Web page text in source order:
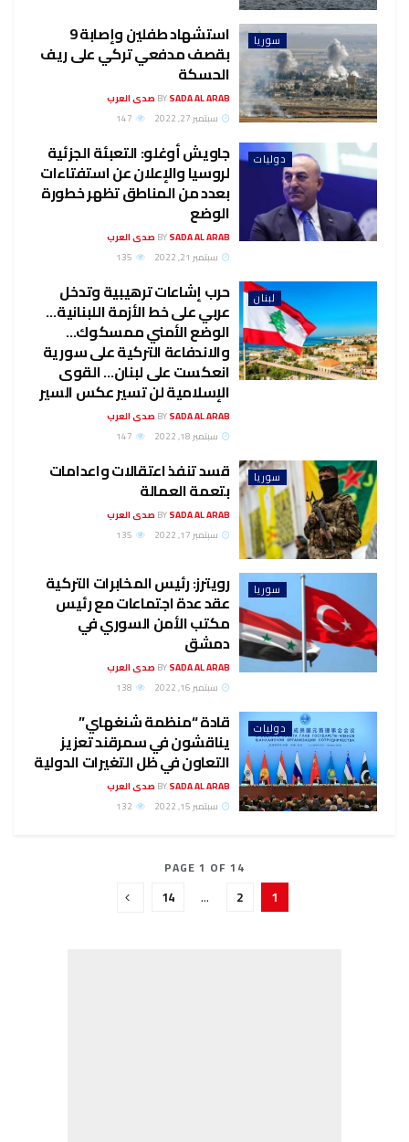
سوريا استشهاد طفلين وإصابة 9
بقصف مدفعي تركي على ريف
الحسكة
BYSADA AL ARAB صدى العرب
سبتمبر 27, 2022
دوليات جاويش أوغلو: التعبئة الجزئية
لروسيا والإعلان عن استفتاءات
بعدد من المناطق تظهر خطورة
الوضع
BYSADA AL ARAB صدى العرب
سبتمبر 21, 2022
لبنان حرب إشاعات ترهيبية وتدخل
عربي على خط الأزمة اللبنانية…
الوضع الأمني ممسكوك…
والاندفاعة التركية على سورية
انعكست على لبنان… القوى
الإسلامية لن تسير عكس السير
BYSADA AL ARAB صدى العرب
سبتمبر 18, 2022
سوريا قسد تنفذ اعتقالات واعدامات
بتعمة العمالة
BYSADA AL ARAB صدى العرب
سبتمبر 17, 2022
سوريا رويترز: رئيس المخابرات التركية
عقد عدة اجتماعات مع رئيس
مكتب الأمن السوري في
دمشق
BYSADA AL ARAB صدى العرب
سبتمبر 16, 2022
دوليات قادة “منظمة شنغهاي”
يناقشون في سمرقند تعزيز
التعاون في ظل التغيرات الدولية
BYSADA AL ARAB صدى العرب
سبتمبر 15, 2022
PAGE 1 OF 14
1
2
…
14